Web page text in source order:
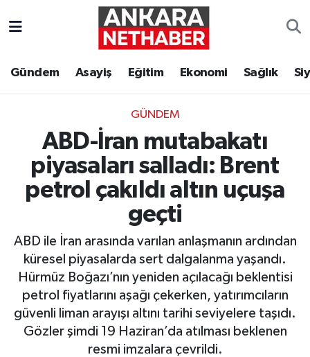
Gündem Asayiş Eğitim Ekonomi Sağlık
GÜNDEM
ABD-İran mutabakatı
piyasaları salladı: Brent
petrol çakıldı altın uçuşa
geçti
ABD ile İran arasında varılan anlaşmanın ardından
küresel piyasalarda sert dalgalanma yaşandı.
Hürmüz Boğazı’nın yeniden açılacağı beklentisi
petrol fiyatlarını aşağı çekerken, yatırımcıların
güvenli liman arayışı altını tarihi seviyelere taşıdı.
Gözler şimdi 19 Haziran’da atılması beklenen
resmi imzalara çevrildi.
Ekonomi
Gündem
Kim Kimdir Nereli
Resmi İlanlar
Sağlık
Siyaset
Ankara Hava Durumu
Tüm Manşetler
Son Dakika Haberleri